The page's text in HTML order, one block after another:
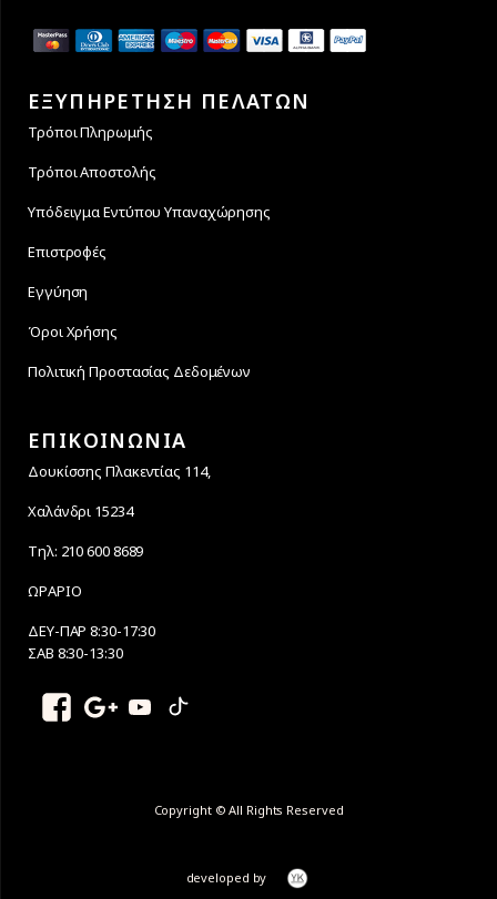
ΕΞΥΠΗΡΕΤΗΣΗ ΠΕΛΑΤΩΝ
Τρόποι Πληρωμής
Τρόποι Αποστολής
Υπόδειγμα Εντύπου Υπαναχώρησης
Επιστροφές
Εγγύηση
Όροι Χρήσης
Πολιτική Προστασίας Δεδομένων
ΕΠΙΚΟΙΝΩΝΙΑ
Δουκίσσης Πλακεντίας 114,
Χαλάνδρι 15234
Τηλ: 210 600 8689
ΩΡΑΡΙΟ
ΔΕΥ-ΠΑΡ 8:30-17:30
ΣΑΒ 8:30-13:30
Copyright © All Rights Reserved
developed by